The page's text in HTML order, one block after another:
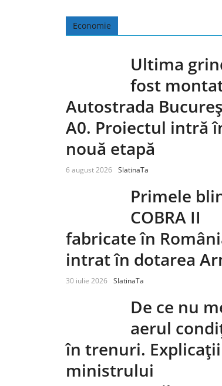
Economie
Ultima
fost
Autostrada
A0. Proiectul intră
nouă etapă
6 august 2026 SlatinaTa
Primele
COBRA II
fabricate în
intrat în dotarea
30 iulie 2026 SlatinaTa
De ce nu
aerul
în trenuri.
ministrului